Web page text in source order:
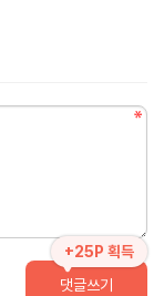
+25P 획득
댓글쓰기